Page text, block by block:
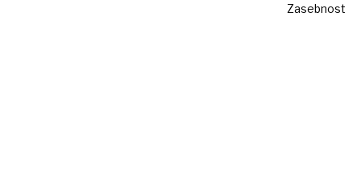
Zasebnost